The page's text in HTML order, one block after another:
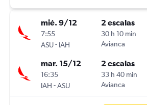
mié. 9/12
7:55
ASU- IAH
2 escalas
30 h 10 min
Avianca
mar. 15/12
16:35
IAH -ASU
2 escalas
33 h 40 min
Avianca